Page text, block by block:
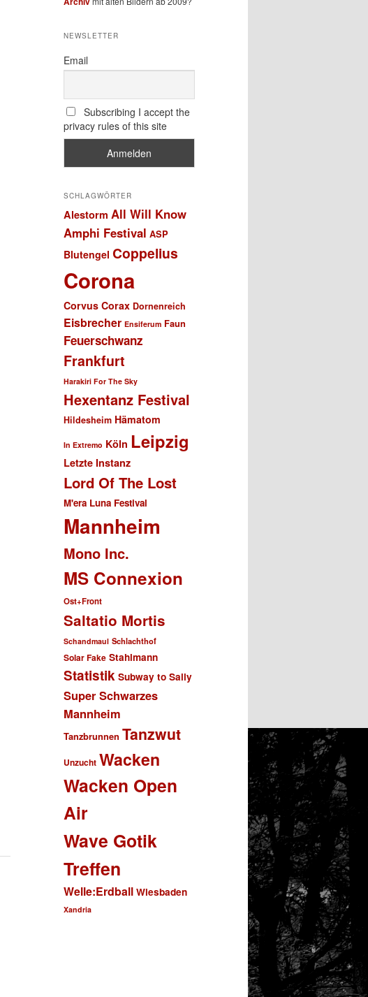
NEWSLETTER
Email
Subscribing I accept the
privacy rules of this site
SCHLAGWÖRTER
Alestorm All Will Know
Amphi Festival ASP
Blutengel Coppelius
Corona
Corvus Corax Dornenreich
Eisbrecher Ensiferum Faun
Feuerschwanz
Frankfurt
Harakiri For The Sky
Hexentanz Festival
Hildesheim Hämatom
In Extremo Köln Leipzig
Letzte Instanz
Lord Of The Lost
M'era Luna Festival
Mannheim
Mono Inc.
MS Connexion
Ost+Front
Saltatio Mortis
Schandmaul Schlachthof
Solar Fake Stahlmann
Statistik Subway to Sally
Super Schwarzes
Mannheim
Tanzbrunnen Tanzwut
Unzucht Wacken
Wacken Open
Air
Wave Gotik
Treffen
Welle:Erdball Wiesbaden
Xandria